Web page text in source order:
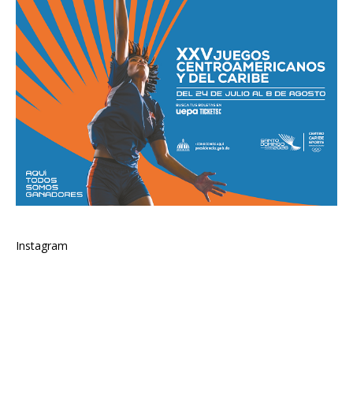
Instagram